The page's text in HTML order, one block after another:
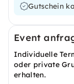
Gutschein
Event
Individuelle
oder private
erhalten.